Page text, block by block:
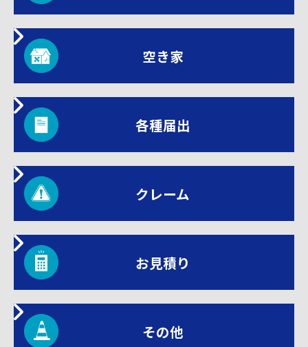
空き家
各種届出
クレーム
お見積り
その他